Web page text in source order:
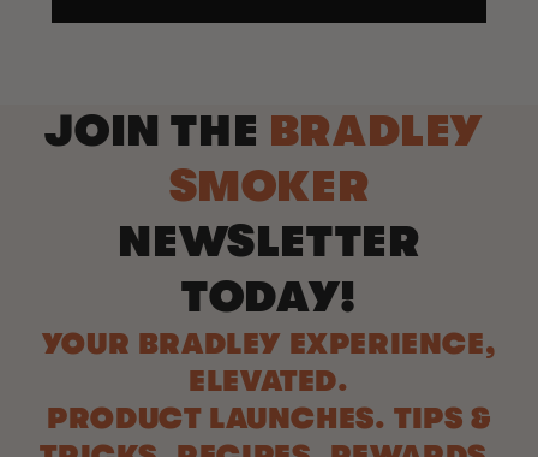
JOIN THE BRADLEY
SMOKER
NEWSLETTER
TODAY!
YOUR BRADLEY EXPERIENCE,
ELEVATED.
PRODUCT LAUNCHES. TIPS &